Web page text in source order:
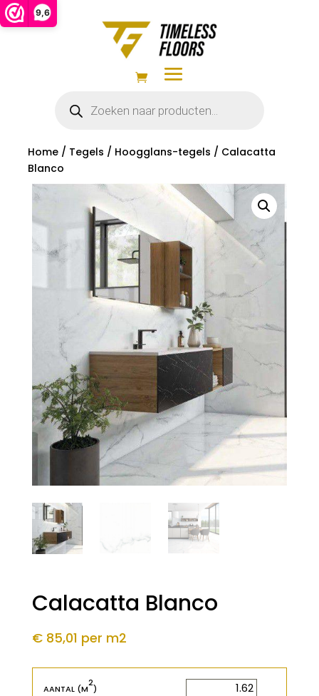
9,6
zoeken
Home/ Tegels / Hoogglans-tegels / Calacatta
Blanco
Calacatta Blanco
€ 85,01 per m2
AANTAL (M
2
)